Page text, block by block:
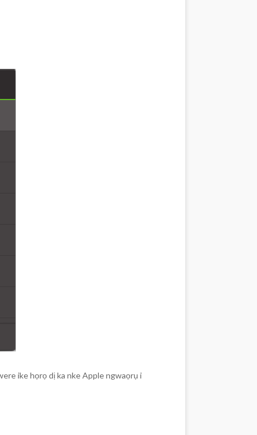
ike họrọ dị ka nke Apple ngwaọrụ i